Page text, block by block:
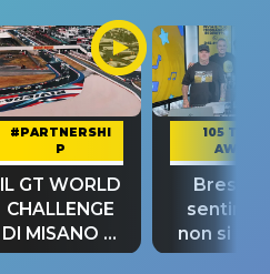
#PARTNERSHI
P
IL GT WORLD
CHALLENGE
DI MISANO si
riconferma
105 TAKE
AWAY
Bresh:
non si
fino alla